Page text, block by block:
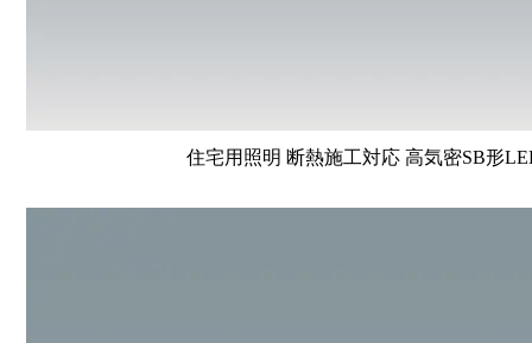
住宅用照明 断熱施工対応 高気密SB形